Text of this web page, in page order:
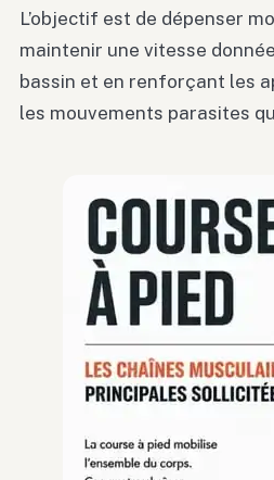
L’objectif est de dépenser
maintenir une vitesse
bassin et en renforçant les
les mouvements parasites